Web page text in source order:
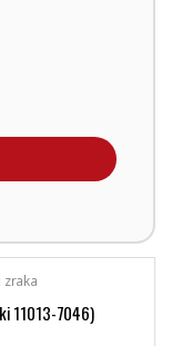
zraka
11013-7046)